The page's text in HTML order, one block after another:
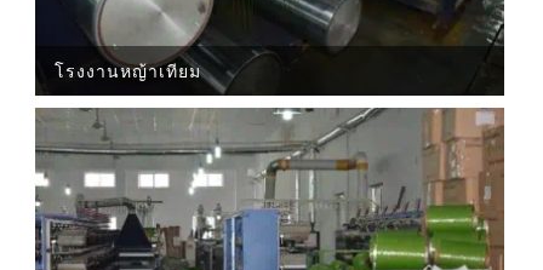
โรงงานหญ้าเทียม